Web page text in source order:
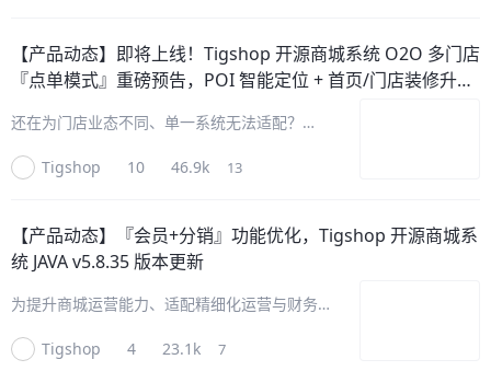
【产品动态】 即将上线！Tigshop 开源商城系统 O2O 多门店
『点单模式』重磅预告，POI 智能定位 + 首页/门店装修升
还在为门店业态不同、单一系统无法适配？
线！以「POI 智能定位 + 多模式装修 + 灵活进
Tigshop 10 46.9k 13
【产品动态】
『会员+分销』功能优化，Tigshop 开源商城系
统 JAVA v5.8.35 版本更新
为提升商城运营能力、适配精细化运营与财务合
迭代升级，会员、分销功能全面优化，完成“会
Tigshop 4 23.1k 7